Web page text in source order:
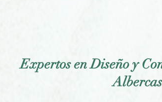
Expertos en Diseño y